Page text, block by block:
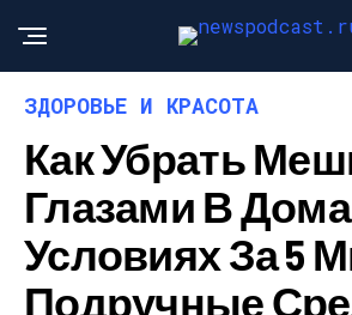
ЗДОРОВЬЕ И КРАСОТА
Как Убрать
Глазами В
Условиях За 5
Подручные